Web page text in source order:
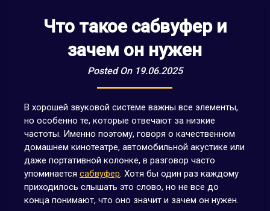
Что такое сабвуфер и
зачем он нужен
Posted On 19.06.2025
В хорошей звуковой системе важны все элементы,
но особенно те, которые отвечают за низкие
частоты. Именно поэтому, говоря о качественном
домашнем кинотеатре, автомобильной акустике или
даже портативной колонке, в разговор часто
упоминается сабвуфер. Хотя бы один раз каждому
приходилось слышать это слово, но не все до
конца понимают, что оно значит и зачем он нужен.